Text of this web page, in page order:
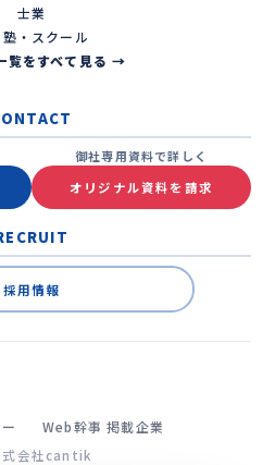
士業
・スクール
覧をすべて見る →
御社専用資料で詳しく
オリジナル資料を請求
採用情報
Web幹事 掲載企業
会社cantik